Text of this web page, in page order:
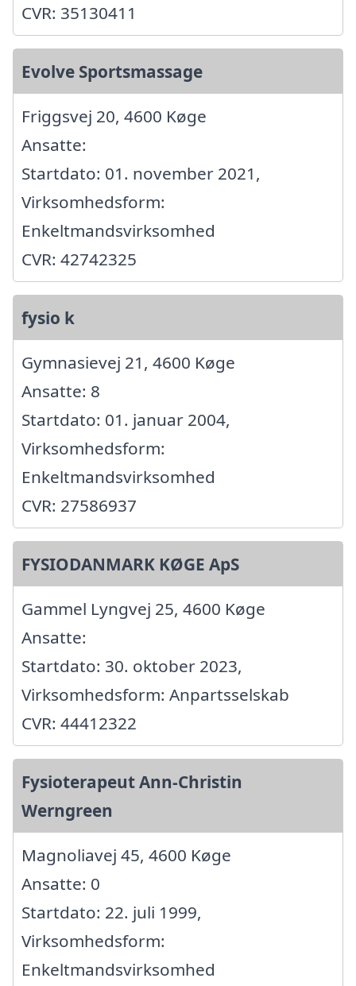
CVR: 35130411
Evolve Sportsmassage
Friggsvej 20, 4600 Køge
Ansatte:
Startdato: 01. november 2021,
Virksomhedsform:
Enkeltmandsvirksomhed
CVR: 42742325
fysio k
Gymnasievej 21, 4600 Køge
Ansatte: 8
Startdato: 01. januar 2004,
Virksomhedsform:
Enkeltmandsvirksomhed
CVR: 27586937
FYSIODANMARK KØGE ApS
Gammel Lyngvej 25, 4600 Køge
Ansatte:
Startdato: 30. oktober 2023,
Virksomhedsform: Anpartsselskab
CVR: 44412322
Fysioterapeut Ann-Christin
Werngreen
Magnoliavej 45, 4600 Køge
Ansatte: 0
Startdato: 22. juli 1999,
Virksomhedsform:
Enkeltmandsvirksomhed